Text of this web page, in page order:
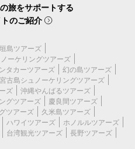
旅をサポートする
のご紹介
島ツアーズ
ーケリングツアーズ
タカーツアーズ
幻の島ツアーズ
宮古島シュノーケリングツアーズ
ズ
沖縄やんばるツアーズ
グツアーズ
慶良間ツアーズ
ツアーズ
久米島ツアーズ
ハワイツアーズ
ホノルルツアーズ
台湾観光ツアーズ
長野ツアーズ